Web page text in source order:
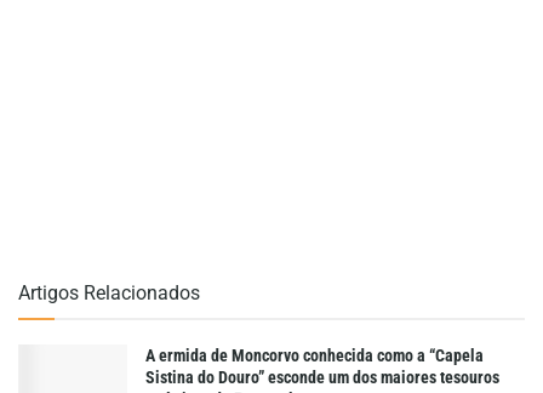
Artigos Relacionados
A ermida de Moncorvo conhecida como a “Capela
Sistina do Douro” esconde um dos maiores tesouros